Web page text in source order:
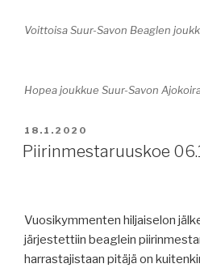
Voittoisa Suur-Savon Beaglen
Hopea joukkue Suur-Savon
JULKAISTU
18.1.2020
Piirinmestaruuskoe
Vuosikymmenten hiljaiselon
järjestettiin beaglein
harrastajistaan pitäjä on